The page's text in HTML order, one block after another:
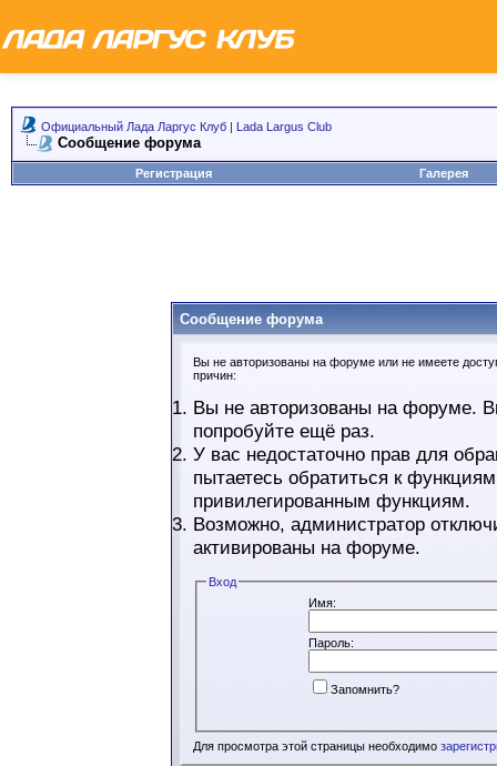
Официальный Лада Ларгус Клуб | Lada Largus Club
Сообщение форума
Регистрация Галерея
Сообщение форума
Вы не авторизованы на форуме или не имеете
причин:
Вы не авторизованы на форуме.
попробуйте ещё раз.
У вас недостаточно прав для
пытаетесь обратиться к
привилегированным функциям.
Возможно, администратор
активированы на форуме.
Вход
Имя:
Пароль:
Запомнить?
Для просмотра этой страницы необходимо